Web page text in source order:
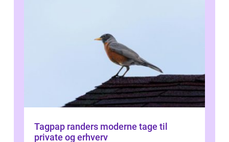
Tagpap randers moderne tage til
private og erhverv